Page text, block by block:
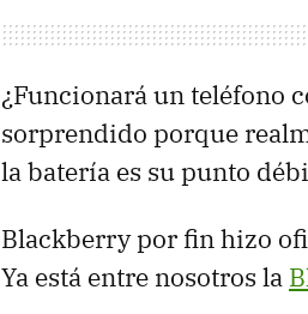
¿Funcionará un teléfono
sorprendido porque
la batería es su punto
Blackberry por fin hizo
Ya está entre nosotros la